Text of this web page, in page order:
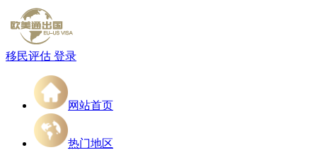
移民评估 登录
网站首页
热门地区